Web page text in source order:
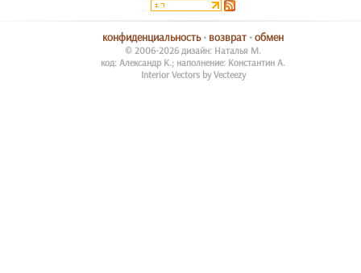
конфиденциальность• возврат •обмен
© 2006-2026 дизайн: Наталья М.
код: Александр К.; наполнение: Константин А.
Interior Vectors by Vecteezy